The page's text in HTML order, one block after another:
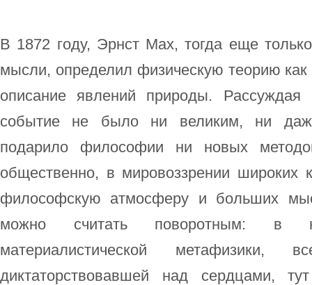
В 1872 году, Эрнст Мах, тогда еще
мысли, определил физическую теорию
описание явлений природы. Рассуждая
событие не было ни великим, ни
подарило философии ни новых
общественно, в мировоззрении широких
философскую атмосферу и больших
можно считать поворотным: в
материалистической метафизики,
диктаторствовавшей над сердцами,